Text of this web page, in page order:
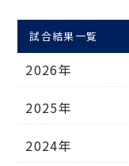
試合結果一覧
2026年
2025年
2024年